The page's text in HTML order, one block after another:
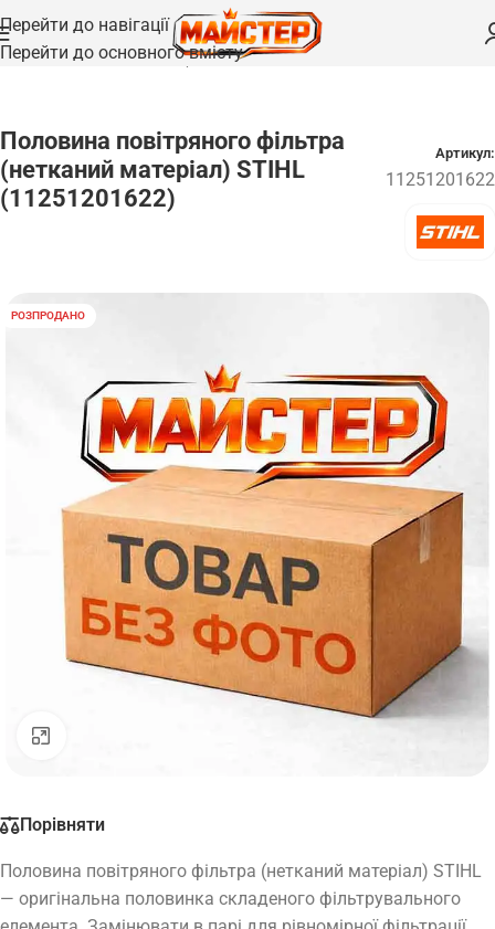
Перейти до навігації
Перейти до основного вмісту
Головна /Запчастини/Фільтри
Половина повітряного фільтра
(нетканий матеріал) STIHL
(11251201622)
Артикул:
11251201622
РОЗПРОДАНО
Порівняти
Половина повітряного фільтра (нетканий матеріал) STIHL
— оригінальна половинка складеного фільтрувального